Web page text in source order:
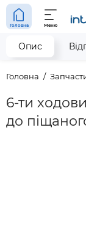
Головна Меню
Головна
6-ти
до
Опис